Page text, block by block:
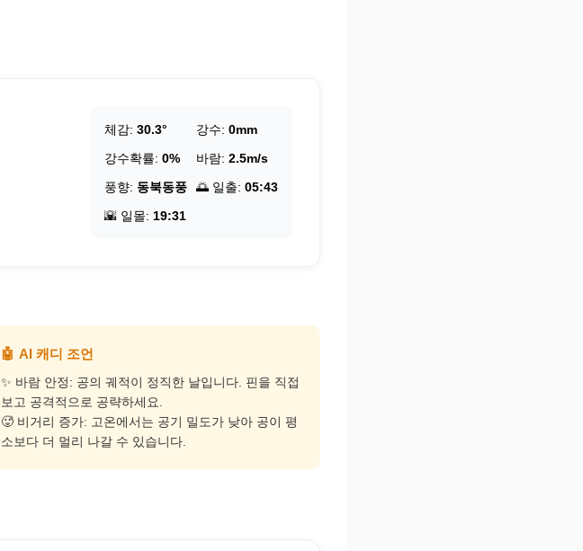
체감: 30.3° 강수: 0mm
강수확률: 0% 바람: 2.5m/s
풍향: 동북동풍 🌅 일출: 05:43
🌇 일몰: 19:31
🤖 AI 캐디 조언
✨ 바람 안정: 공의 궤적이 정직한 날입니다. 핀을 직접
보고 공격적으로 공략하세요.
🥵 비거리 증가: 고온에서는 공기 밀도가 낮아 공이 평
소보다 더 멀리 나갈 수 있습니다.